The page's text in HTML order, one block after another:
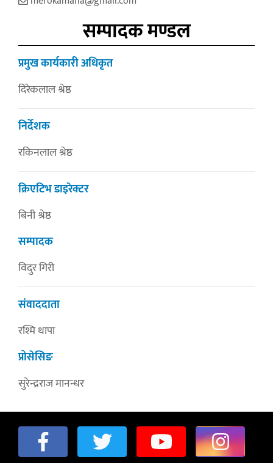
सम्पादक मण्डल
प्रमुख कार्यकारी अधिकृत
दिरेकलाल श्रेष्ठ
निर्देशक
रकिनलाल श्रेष्ठ
क्रिएटिभ डाइरेक्टर
बिनी श्रेष्ठ
सम्पादक
विदुर गिरी
संवाददाता
रश्मि थापा
प्रोसेसिङ
सुरेन्द्रराज मानन्धर